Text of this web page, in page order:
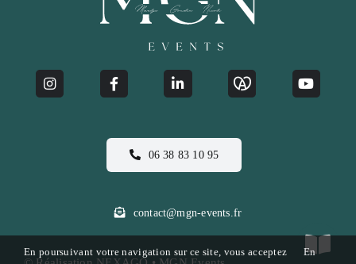
06 38 83 10 95
contact@mgn-events.fr
En poursuivant votre navigation sur ce site, vous acceptez
En